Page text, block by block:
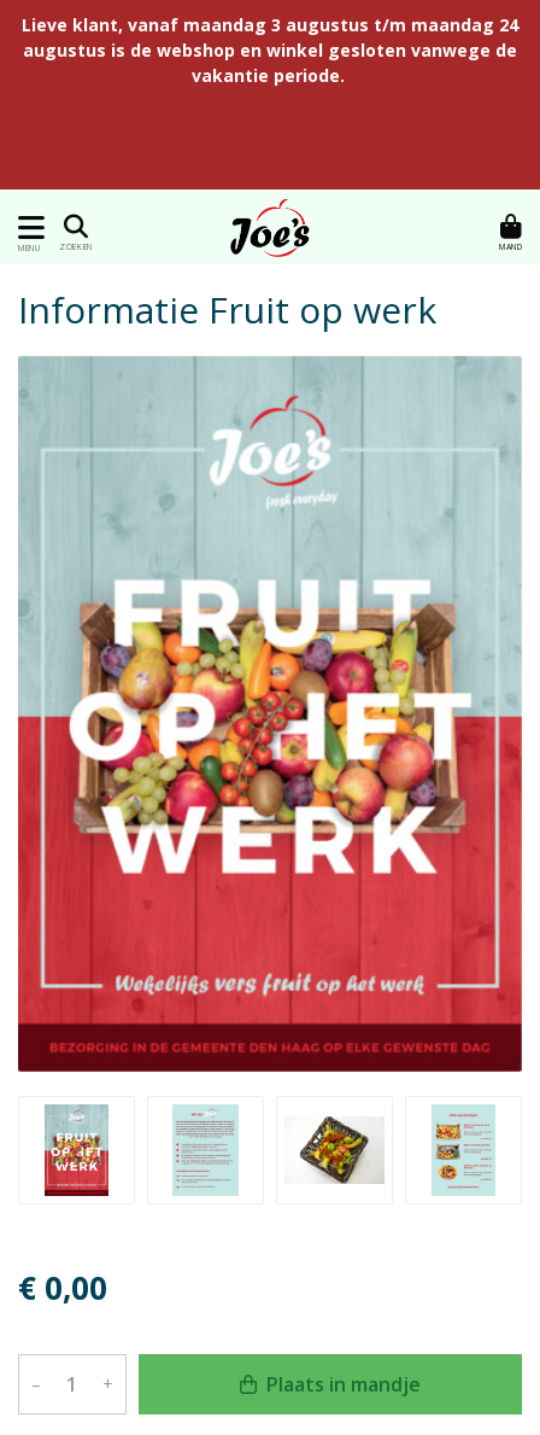
Lieve klant, vanaf maandag 3 augustus t/m maandag 24
augustus is de webshop en winkel gesloten vanwege de
vakantie periode.
MENU ZOEKEN MAND
Informatie Fruit op werk
€ 0,00
– + Plaats in mandje